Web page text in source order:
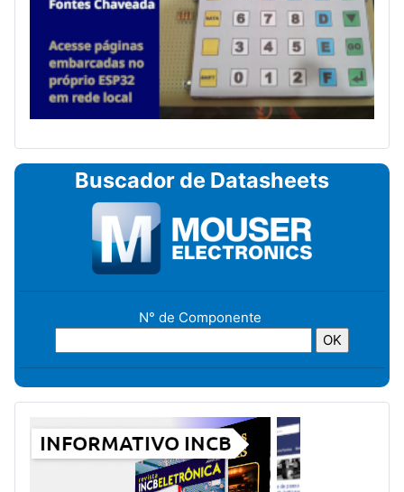
Buscador de Datasheets
N° de Componente